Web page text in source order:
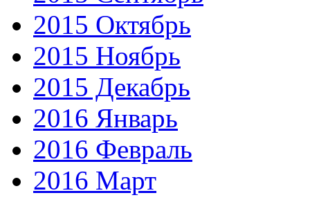
2015 Октябрь
2015 Ноябрь
2015 Декабрь
2016 Январь
2016 Февраль
2016 Март